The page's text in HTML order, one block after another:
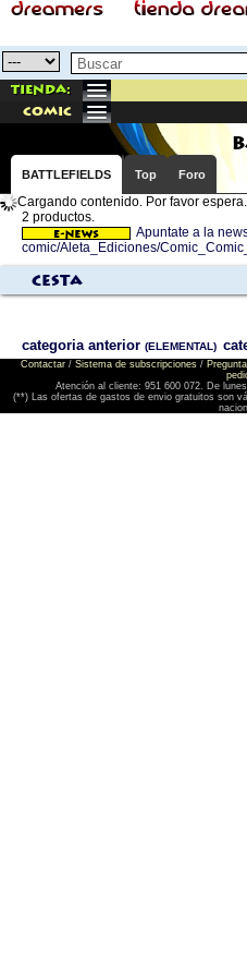
Tienda:
comic
BATTLEFIELDS Top Foro
Cargando contenido. Por favor
2 productos.
Apuntate a la
comic/Aleta_Ediciones/
Cesta
categoria anterior (ELEMENTAL)
Contactar/ Sistema de subscripciones/
Atención al cliente: 951 600 072. De
(**) Las ofertas de gastos de envio gratuitos son